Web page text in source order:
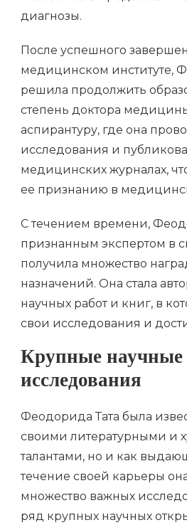
диагнозы.
После успешного
медицинском институте,
решила продолжить
степень доктора
аспирантуру, где она
исследования и
медицинских журналах,
ее признанию в
С течением времени,
признанным экспертом в
получила множество
назначений. Она стала
научных работ и книг, в
свои исследования и
Крупные
исследования
Феодорида Тата была
своими литературными и
талантами, но и как
течение своей карьеры
множество важных
ряд крупных научных